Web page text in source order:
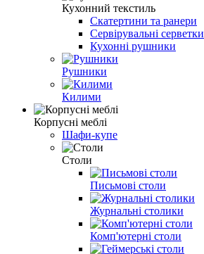
Кухонний текстиль
Скатертини та ранери
Сервірувальні серветки
Кухонні рушники
Рушники
Килими
Корпусні меблі
Шафи-купе
Столи
Письмові столи
Журнальні столики
Комп'ютерні столи